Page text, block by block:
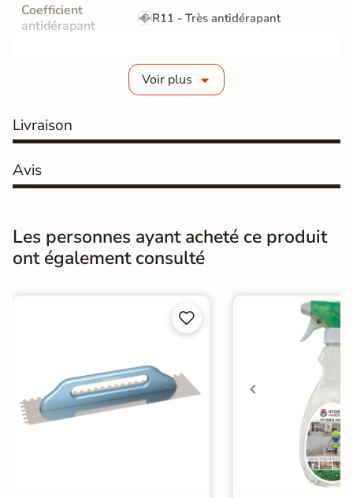
Coefficient
antidérapant
R11 - Très antidérapant
GR5 - Ultra-résistant
Bords rectifié
Finition Mate
Résistant au Gel Oui
1er Choix
A coller sur chape
A coller sur ancien carrelage
Normes
Voir plus
Livraison
Avis
Les personnes ayant acheté ce produit
ont également consulté

